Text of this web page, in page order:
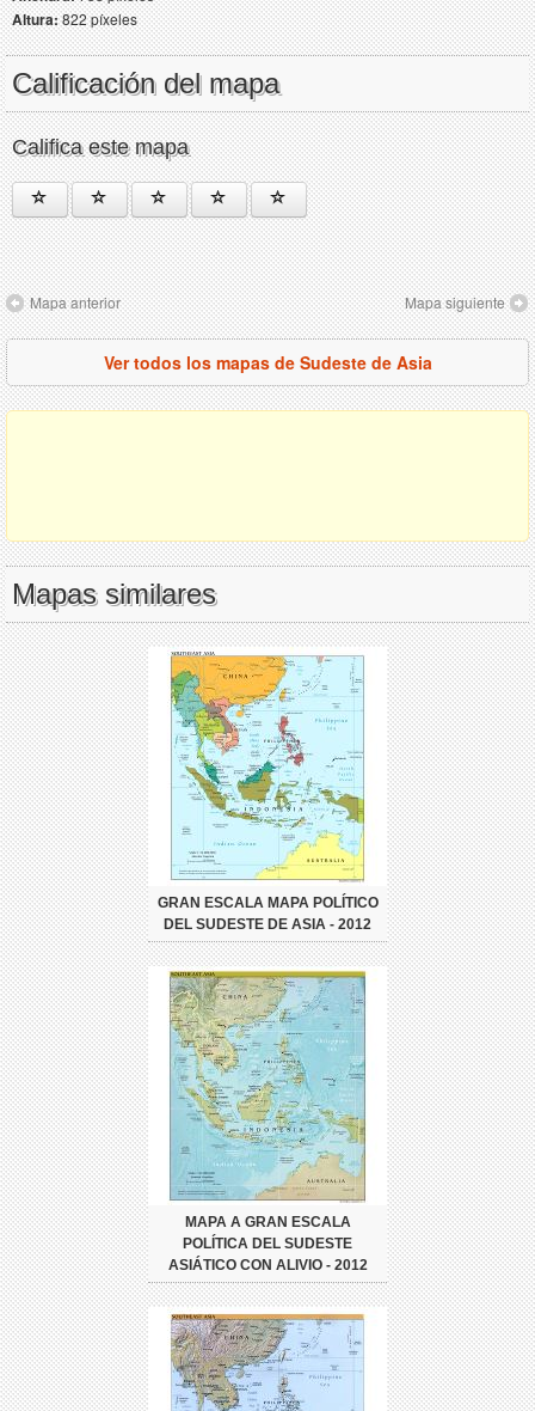
Altura:822 píxeles
Calificación del mapa
Califica este mapa
Mapa anterior Mapa siguiente
Ver todos los mapas de Sudeste de Asia
Mapas similares
GRAN ESCALA MAPA POLÍTICO
DEL SUDESTE DE ASIA - 2012
MAPA A GRAN ESCALA
POLÍTICA DEL SUDESTE
ASIÁTICO CON ALIVIO - 2012